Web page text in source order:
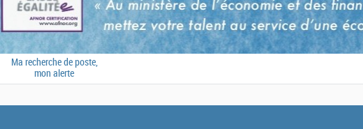
Ma recherche de poste,
mon alerte